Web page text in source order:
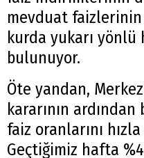
mevduat
kurda yukarı
bulunuyor.
Öte yandan, Merkez
kararının
faiz oranlarını
Geçtiğimiz hafta